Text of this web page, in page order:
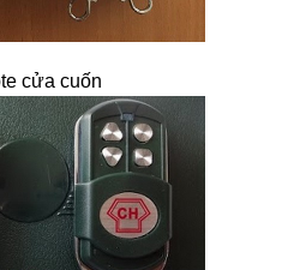
cửa cuốn